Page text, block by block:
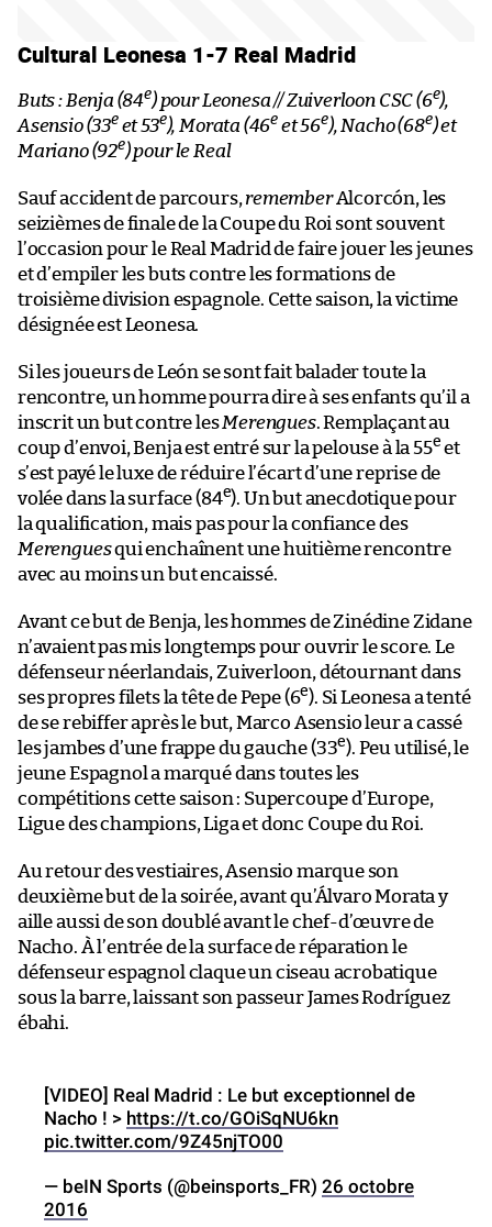
Cultural Leonesa 1-7 Real Madrid
Buts : Benja (84e) pour Leonesa // Zuiverloon CSC (6e),
Asensio (33eet 53e), Morata (46e et 56e), Nacho (68e) et
Mariano (92e) pour le Real
Sauf accident de parcours, rememberAlcorcón, les
seizièmes de finale de la Coupe du Roi sont souvent
l’occasion pour le Real Madrid de faire jouer les jeunes
et d’empiler les buts contre les formations de
troisième division espagnole. Cette saison, la victime
désignée est Leonesa.
Si les joueurs de León se sont fait balader toute la
rencontre, un homme pourra dire à ses enfants qu’il a
inscrit un but contre lesMerengues. Remplaçant au
coup d’envoi, Benja est entré sur la pelouse à la 55e et
s’est payé le luxe de réduire l’écart d’une reprise de
volée dans la surface (84e). Un but anecdotique pour
la qualification, mais pas pour la confiance des
Merenguesqui enchaînent une huitième rencontre
avec au moins un but encaissé.
Avant ce but de Benja, les hommes de Zinédine Zidane
n’avaient pas mis longtemps pour ouvrir le score. Le
défenseur néerlandais, Zuiverloon, détournant dans
ses propres filets la tête de Pepe (6e). Si Leonesa a tenté
de se rebiffer après le but, Marco Asensio leur a cassé
les jambes d’une frappe du gauche (33e). Peu utilisé, le
jeune Espagnol a marqué dans toutes les
compétitions cette saison : Supercoupe d’Europe,
Ligue des champions, Liga et donc Coupe du Roi.
Au retour des vestiaires, Asensio marque son
deuxième but de la soirée, avant qu’Álvaro Morata y
aille aussi de son doublé avant le chef-d’œuvre de
Nacho. À l’entrée de la surface de réparation le
défenseur espagnol claque un ciseau acrobatique
sous la barre, laissant son passeur James Rodríguez
ébahi.
[VIDEO] Real Madrid : Le but exceptionnel de
Nacho ! > https://t.co/GOiSqNU6kn
pic.twitter.com/9Z45njTO00
— beIN Sports (@beinsports_FR) 26 octobre
2016